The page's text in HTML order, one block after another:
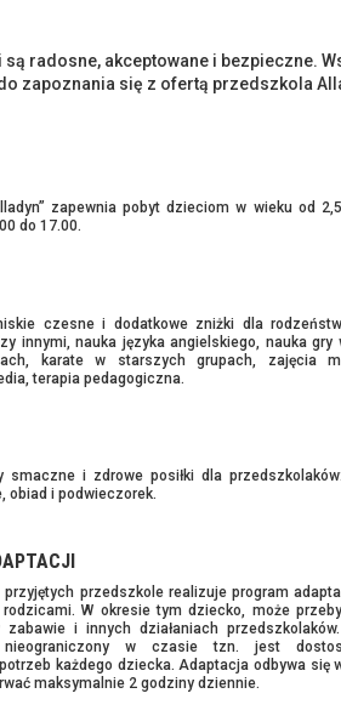
radosne, akceptowane i bezpieczne.
zapoznania się z ofertą przedszkola
zapewnia pobyt dzieciom w wieku od
do 17.00.
czesne i dodatkowe zniżki dla
innymi, nauka języka angielskiego, nauka gry
karate w starszych grupach, zajęcia
terapia pedagogiczna.
smaczne i zdrowe posiłki dla
obiad i podwieczorek.
przyjętych przedszkole realizuje program
W okresie tym dziecko, może
i innych działaniach
nieograniczony w czasie tzn. jest
każdego dziecka. Adaptacja odbywa się
maksymalnie 2 godziny dziennie.